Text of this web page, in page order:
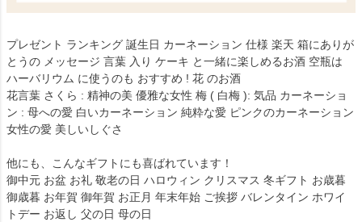
プレゼント ランキング 誕生日 カーネーション 仕様 楽天 箱にありが
とうの メッセージ 言葉 入り ケーキ と一緒に楽しめるお酒 空瓶は
ハーバリウム に使うのも おすすめ ! 花 のお酒
花言葉 さくら : 精神の美 優雅な女性 梅 ( 白梅 ): 気品 カーネーショ
ン : 母への愛 白いカーネーション 純粋な愛 ピンクのカーネーション
女性の愛 美しいしぐさ
他にも、こんなギフトにも喜ばれています！
御中元 お盆 お礼 敬老の日 ハロウィン クリスマス 冬ギフト お歳暮
御歳暮 お年賀 御年賀 お正月 年末年始 ご挨拶 バレンタイン ホワイ
トデー お返し 父の日 母の日